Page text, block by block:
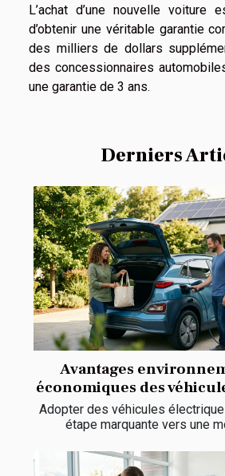
L’achat d’une nouvelle voiture
d’obtenir une véritable garantie
des milliers de dollars
des concessionnaires
une garantie de 3 ans.
Derniers
Avantages
économiques des
Adopter des véhicules
étape marquante vers une